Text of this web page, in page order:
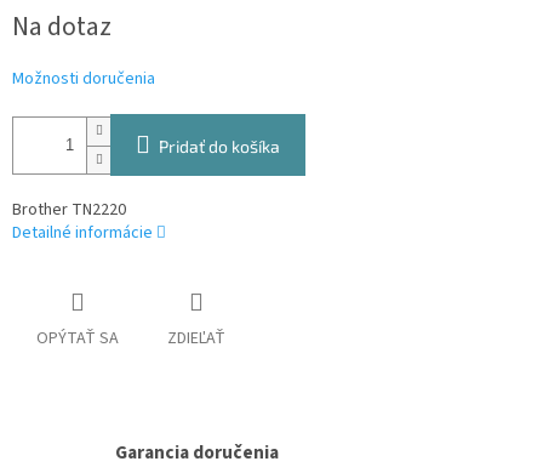
cena:
Na dotaz
Možnosti doručenia
Pridať do košíka
Brother TN2220
Detailné informácie
OPÝTAŤ SA ZDIEĽAŤ
Garancia doručenia